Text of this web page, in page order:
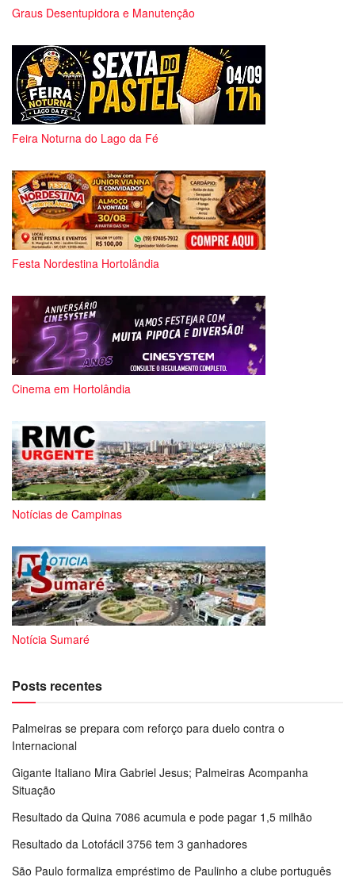
Graus Desentupidora e Manutenção
Feira Noturna do Lago da Fé
Festa Nordestina Hortolândia
Cinema em Hortolândia
Notícias de Campinas
Notícia Sumaré
Posts recentes
Palmeiras se prepara com reforço para duelo contra o
Internacional
Gigante Italiano Mira Gabriel Jesus; Palmeiras Acompanha
Situação
Resultado da Quina 7086 acumula e pode pagar 1,5 milhão
Resultado da Lotofácil 3756 tem 3 ganhadores
São Paulo formaliza empréstimo de Paulinho a clube português